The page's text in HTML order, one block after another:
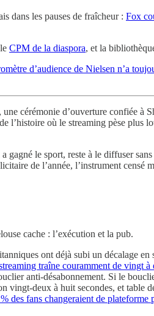
dans les pauses de fraîcheur : Fox
CPM de la diaspora, et la
d’audience de Nielsen n’a
cérémonie d’ouverture confiée à
où le streaming pèse plus
le sport, reste à le diffuser
de l’année, l’instrument censé
cache : l’exécution et la pub.
ont déjà subi un décalage
traîne couramment de vingt à
anti-désabonnement. Si le
vingt-deux à huit secondes, et
des fans changeraient de